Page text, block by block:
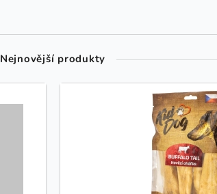
Nejnovější produkty